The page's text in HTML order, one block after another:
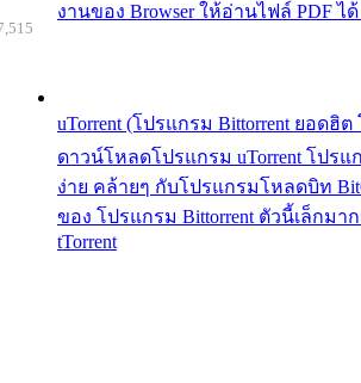
งานของ Browser ให้อ่านไฟล์ PDF ไ
uTorrent (โปรแกรม Bittorrent ยอดฮิ
ดาวน์โหลดโปรแกรม uTorrent โปรแ
ง่าย คล้ายๆ กับโปรแกรมโหลดบิท
ของ โปรแกรม Bittorrent ตัวนี้เล็กมา
tTorrent